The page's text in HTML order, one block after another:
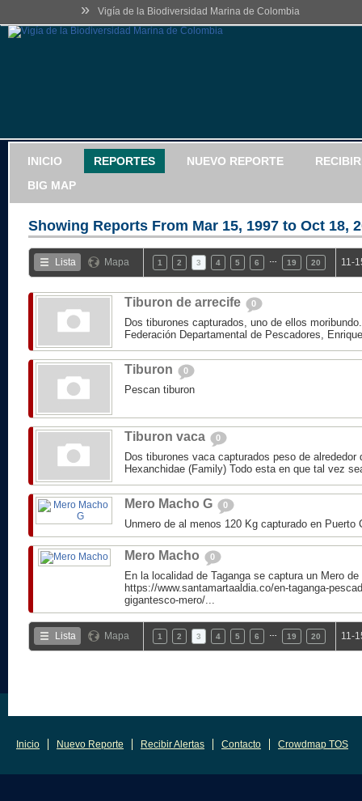
» Vigía de la Biodiversidad Marina de Colombia
INICIO REPORTES NUEVO REPORTE
BIG MAP
Showing Reports From Mar 15, 1997 to Oct 18,
Lista Mapa 1 2 3 4 5 6 19 20 11-
Tiburon de arrecife 0
Dos tiburones capturados, uno de ellos
Federación Departamental de Pescadores,
Tiburon 0
Pescan tiburon
Tiburon vaca 0
Dos tiburones vaca capturados peso de
Hexanchidae (Family) Todo esta en que tal vez
Mero Macho G 0
Unmero de al menos 120 Kg capturado en Puerto
Mero Macho 0
En la localidad de Taganga se captura un Mero
https://www.santamartaaldia.co/en-taganga-
gigantesco-mero/...
Lista Mapa 1 2 3 4 5 6 19 20 11-
Inicio Nuevo Reporte Recibir Alertas Contacto Crowdmap TOS